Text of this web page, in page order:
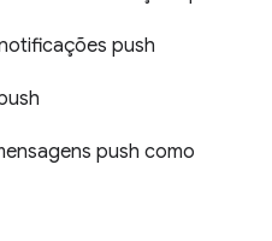
push
push como